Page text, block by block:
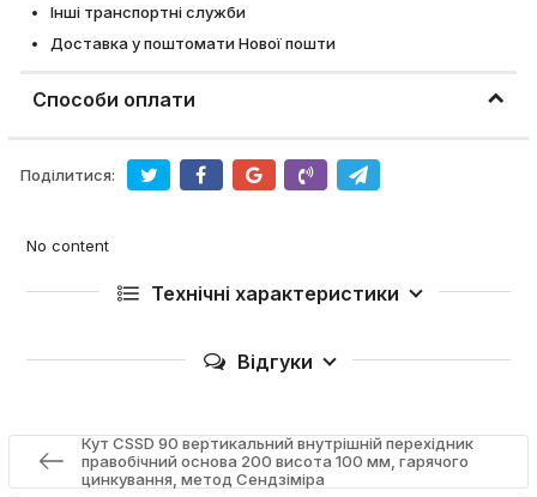
Інші транспортні служби
Доставка у поштомати Нової пошти
Способи оплати
Поділитися:
No content
Технічні характеристики
Відгуки
Кут CSSD 90 вертикальний внутрішній перехідник
правобічний основа 200 висота 100 мм, гарячого
цинкування, метод Сендзіміра